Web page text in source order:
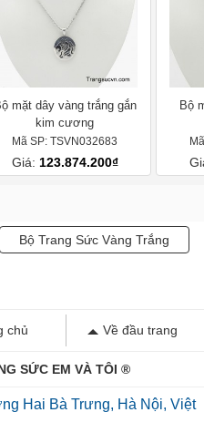
mặt dây vàng trắng gắn
kim cương
Mã SP: TSVN032683
Giá: 123.874.200₫
Bộ
Bộ Trang Sức Vàng Trắng
chủ Về đầu trang
SỨC EM VÀ TÔI ®
Hai Bà Trưng, Hà Nội, Việt